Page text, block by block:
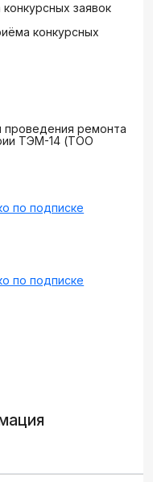
заявок
конкурсных
проведения ремонта
ТЭМ-14 (ТОО
по подписке
по подписке